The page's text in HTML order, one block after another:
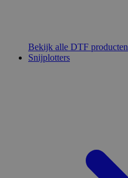
Bekijk alle DTF producten
Snijplotters